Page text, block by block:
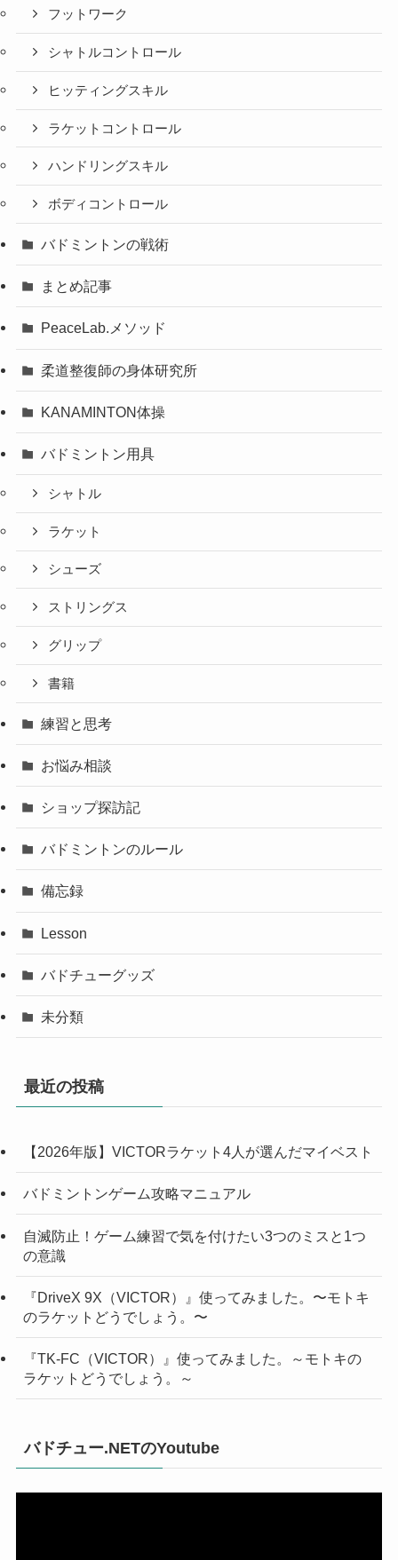
フットワーク
シャトルコントロール
ヒッティングスキル
ラケットコントロール
ハンドリングスキル
ボディコントロール
バドミントンの戦術
まとめ記事
PeaceLab.メソッド
柔道整復師の身体研究所
KANAMINTON体操
バドミントン用具
シャトル
ラケット
シューズ
ストリングス
グリップ
書籍
練習と思考
お悩み相談
ショップ探訪記
バドミントンのルール
備忘録
Lesson
バドチューグッズ
未分類
最近の投稿
【2026年版】VICTORラケット4人が選んだマイベスト
バドミントンゲーム攻略マニュアル
自滅防止！ゲーム練習で気を付けたい3つのミスと1つ
の意識
『DriveX 9X（VICTOR）』使ってみました。〜モトキ
のラケットどうでしょう。〜
『TK-FC（VICTOR）』使ってみました。～モトキの
ラケットどうでしょう。～
バドチュー.NETのYoutube